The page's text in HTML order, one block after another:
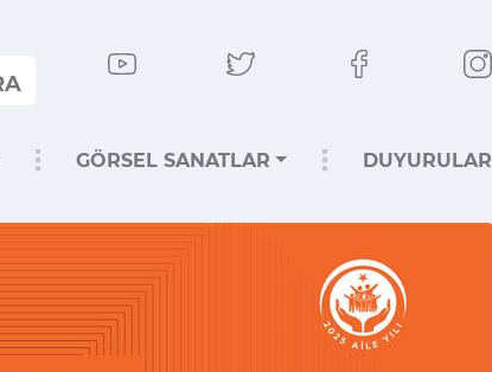
GÖRSEL SANATLAR DUYURULAR